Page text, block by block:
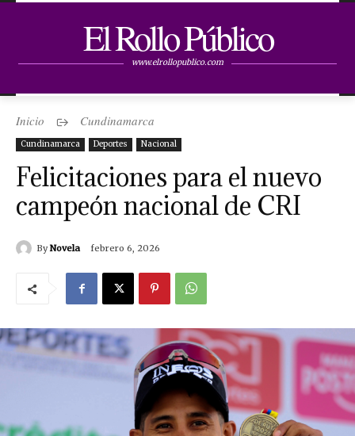
El Rollo Público
www.elrollopublico.com
Inicio Cundinamarca
Cundinamarca Deportes Nacional
Felicitaciones para el nuevo
campeón nacional de CRI
By Novela febrero 6, 2026